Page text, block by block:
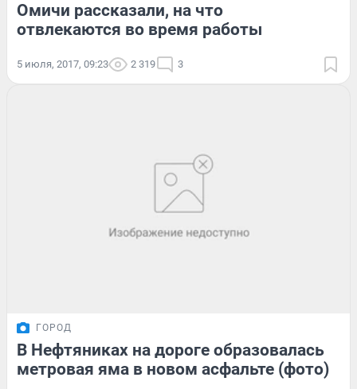
Омичи рассказали, на что
отвлекаются во время работы
5 июля, 2017, 09:23 2 319 3
ГОРОД
В Нефтяниках на дороге образовалась
метровая яма в новом асфальте (фото)